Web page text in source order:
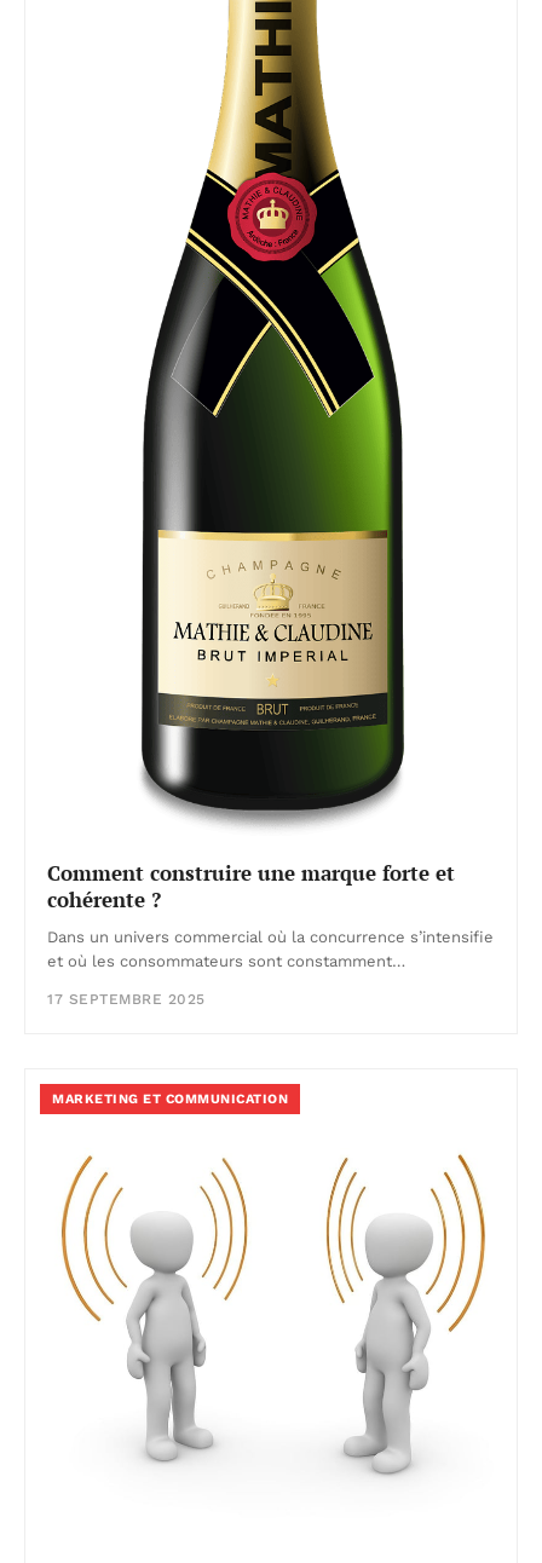
Comment construire une marque forte et
cohérente ?
Dans un univers commercial où la concurrence s’intensifie
et où les consommateurs sont constamment…
17 SEPTEMBRE 2025
MARKETING ET COMMUNICATION